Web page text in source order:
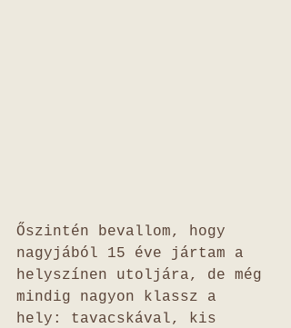
Őszintén bevallom, hogy
nagyjából 15 éve jártam a
helyszínen utoljára, de még
mindig nagyon klassz a
hely: tavacskával, kis